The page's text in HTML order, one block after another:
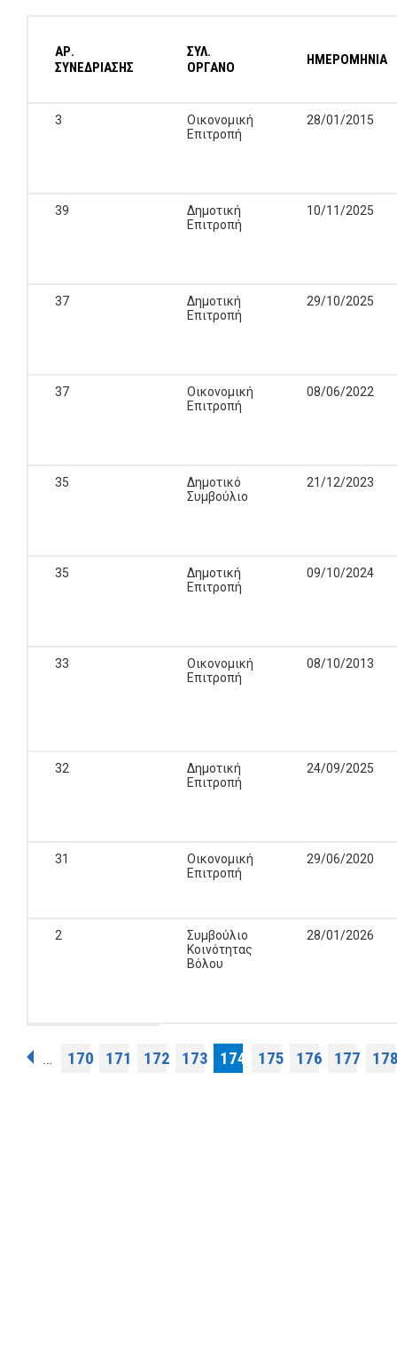
ΑΡ.
ΣΥΝΕΔΡΙΑΣΗΣ
ΣΥΛ.
ΟΡΓΑΝΟ
ΗΜΕΡΟΜΗΝΙΑ
3
Οικονομική
Επιτροπή
28/01/2015
39
Δημοτική
Επιτροπή
10/11/2025
37
Δημοτική
Επιτροπή
29/10/2025
37
Οικονομική
Επιτροπή
08/06/2022
35
Δημοτικό
Συμβούλιο
21/12/2023
35
Δημοτική
Επιτροπή
09/10/2024
33
Οικονομική
Επιτροπή
08/10/2013
32
Δημοτική
Επιτροπή
24/09/2025
31
Οικονομική
Επιτροπή
29/06/2020
2
Συμβούλιο
Κοινότητας
Βόλου
28/01/2026
Pages
… 170 171 172 173 174 175 176 177